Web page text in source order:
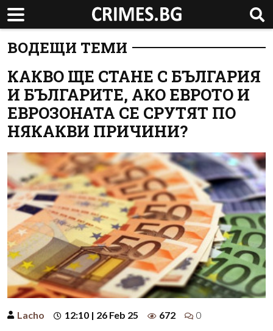
ВОДЕЩИ ТЕМИ
КАКВО ЩЕ СТАНЕ С БЪЛГАРИЯ
И БЪЛГАРИТЕ, АКО ЕВРОТО И
ЕВРОЗОНАТА СЕ СРУТЯТ ПО
НЯКАКВИ ПРИЧИНИ?
Lacho 12:10 | 26 Feb 25 672 0